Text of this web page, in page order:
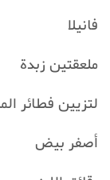
فانيلا
ملعقتين زبدة
لتزيين فطائر
أصفر بيض